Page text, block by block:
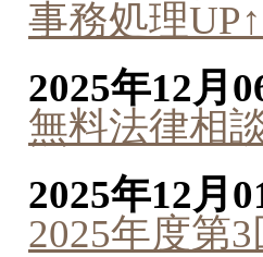
事務処理
2025年12月
無料法律相
2025年12月
2025年度第